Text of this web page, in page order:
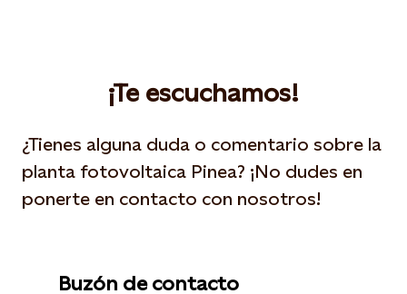
¡Te escuchamos!
¿Tienes alguna duda o comentario sobre la
planta fotovoltaica Pinea? ¡No dudes en
ponerte en contacto con nosotros!
Buzón de contacto